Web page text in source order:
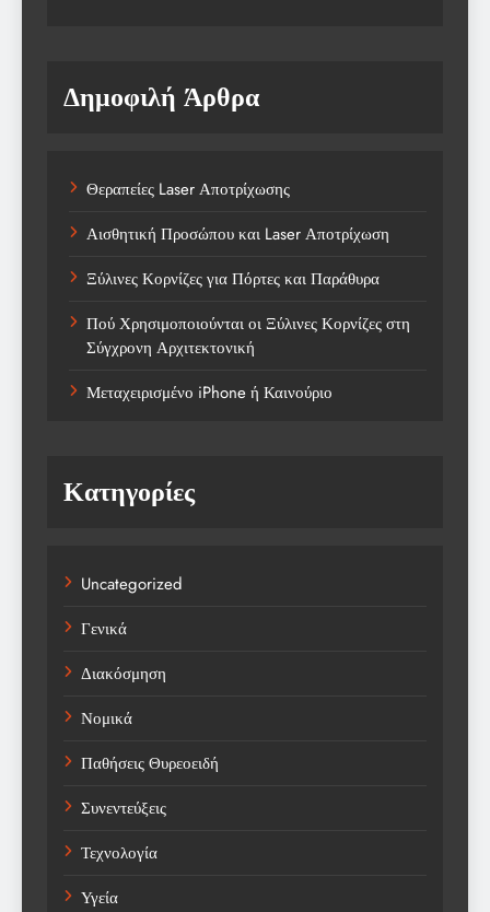
Δημοφιλή Άρθρα
Θεραπείες Laser Αποτρίχωσης
Αισθητική Προσώπου και Laser Αποτρίχωση
Ξύλινες Κορνίζες για Πόρτες και Παράθυρα
Πού Χρησιμοποιούνται οι Ξύλινες Κορνίζες στη
Σύγχρονη Αρχιτεκτονική
Μεταχειρισμένο iPhone ή Καινούριο
Κατηγορίες
Uncategorized
Γενικά
Διακόσμηση
Νομικά
Παθήσεις Θυρεοειδή
Συνεντεύξεις
Τεχνολογία
Υγεία